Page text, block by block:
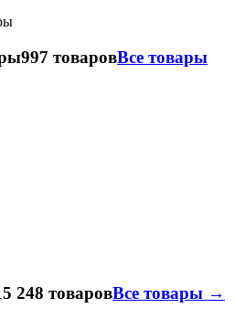
997 товаровВсе товары
248 товаровВсе товары →